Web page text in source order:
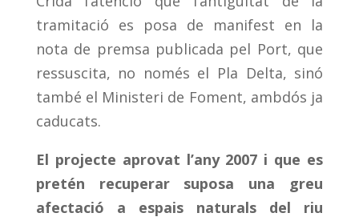
tramitació es posa de manifest en la
nota de premsa publicada pel Port, que
ressuscita, no només el Pla Delta, sinó
també el Ministeri de Foment, ambdós ja
caducats.
El projecte aprovat l’any 2007 i que es
pretén recuperar suposa una greu
afectació a espais naturals del riu